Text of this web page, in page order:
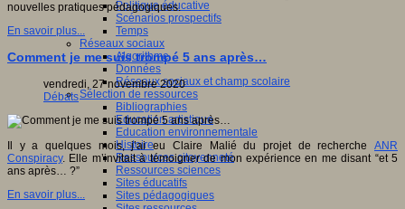
Politique éducative
Scénarios prospectifs
Temps
Réseaux sociaux
Algorithme
Données
Réseaux sociaux et champ scolaire
Sélection de ressources
Bibliographies
Education artistique
Education environnementale
Histoire
Ressources citoyenneté
Ressources sciences
Sites éducatifs
Sites pédagogiques
nouvelles pratiques pédagogiques.
En savoir plus...
Comment je me suis trompé 5 ans après…
vendredi, 27 novembre 2020
Débats
Il y a quelques mois, j’ai eu Claire Malié du projet de recherche ANR
Conspiracy. Elle m’invitait à témoigner de mon expérience en me disant “et 5
ans après… ?”
En savoir plus...